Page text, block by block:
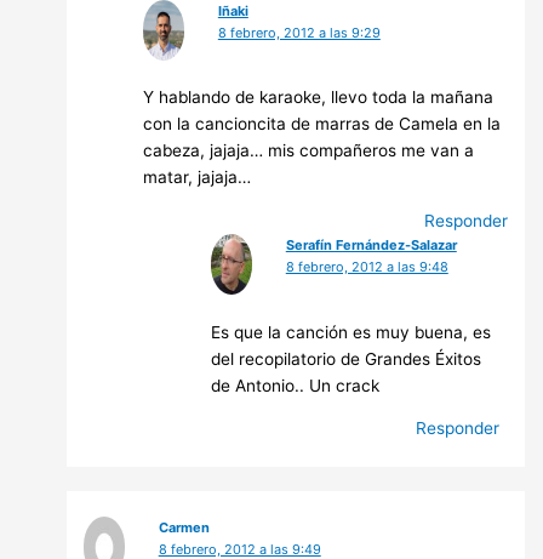
Iñaki
8 febrero, 2012 a las 9:29
Y hablando de karaoke, llevo toda la mañana
con la cancioncita de marras de Camela en la
cabeza, jajaja… mis compañeros me van a
matar, jajaja…
Responder
Serafín Fernández-Salazar
8 febrero, 2012 a las 9:48
Es que la canción es muy buena, es
del recopilatorio de Grandes Éxitos
de Antonio.. Un crack
Responder
Carmen
8 febrero, 2012 a las 9:49